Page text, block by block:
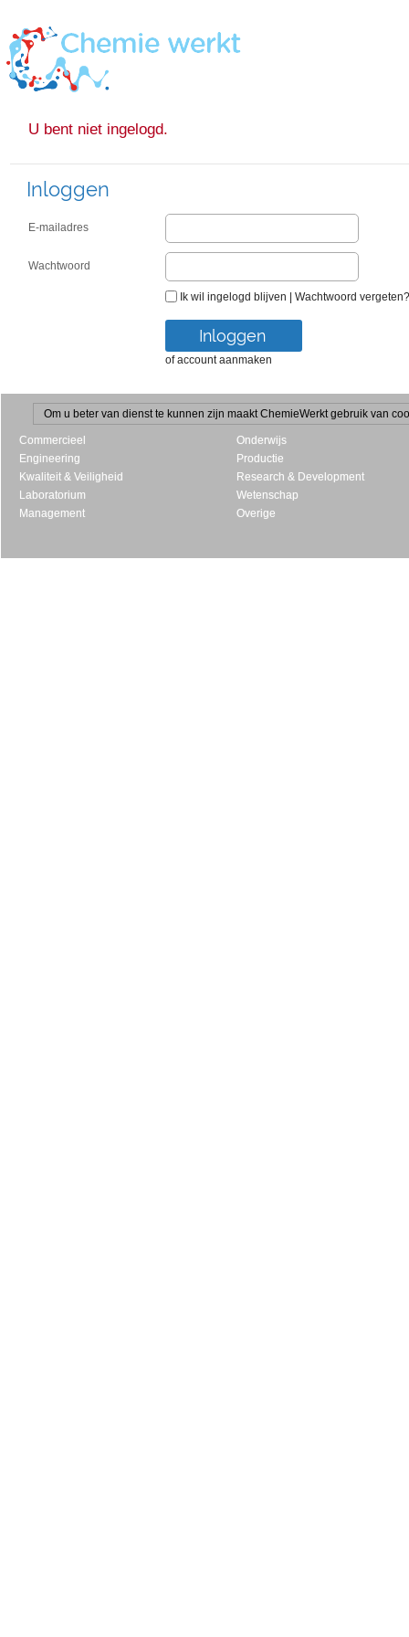
U bent niet ingelogd.
Inloggen
E-mailadres
Wachtwoord
Ik wil ingelogd blijven Wachtwoord vergeten?
of account aanmaken
Om u beter van dienst te kunnen zijn maakt ChemieWerkt gebruik van
Commercieel
Engineering
Kwaliteit & Veiligheid
Laboratorium
Management
Onderwijs
Productie
Research & Development
Wetenschap
Overige